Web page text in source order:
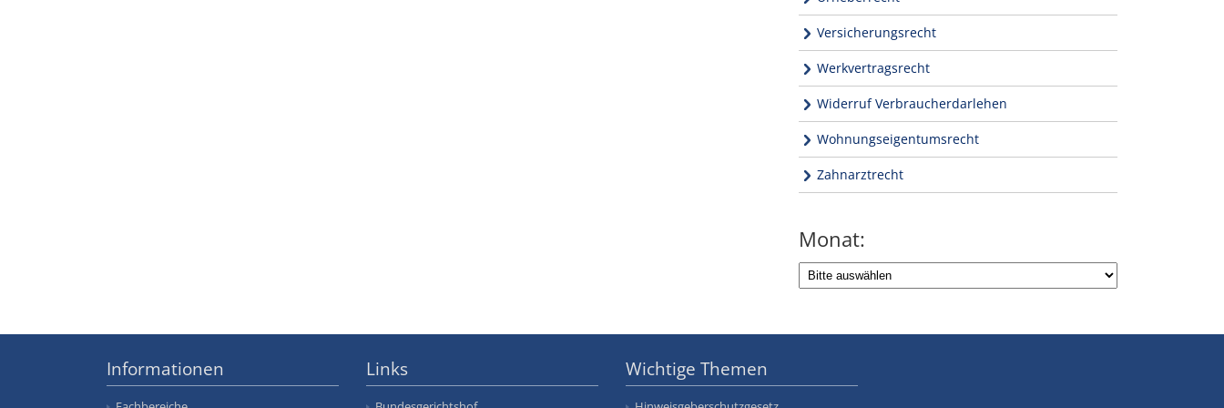
Versicherungsrecht
Werkvertragsrecht
Widerruf Verbraucherdarlehen
Wohnungseigentumsrecht
Zahnarztrecht
Monat:
Informationen Links Wichtige Themen